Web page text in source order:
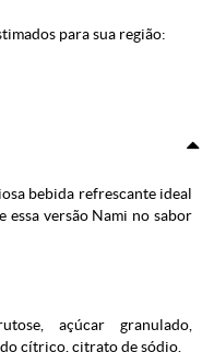
para sua região:
bebida refrescante ideal
essa versão Nami no sabor
açúcar granulado,
cítrico, citrato de sódio.